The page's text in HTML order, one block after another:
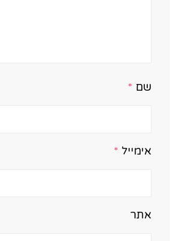
שם *
אימייל *
אתר